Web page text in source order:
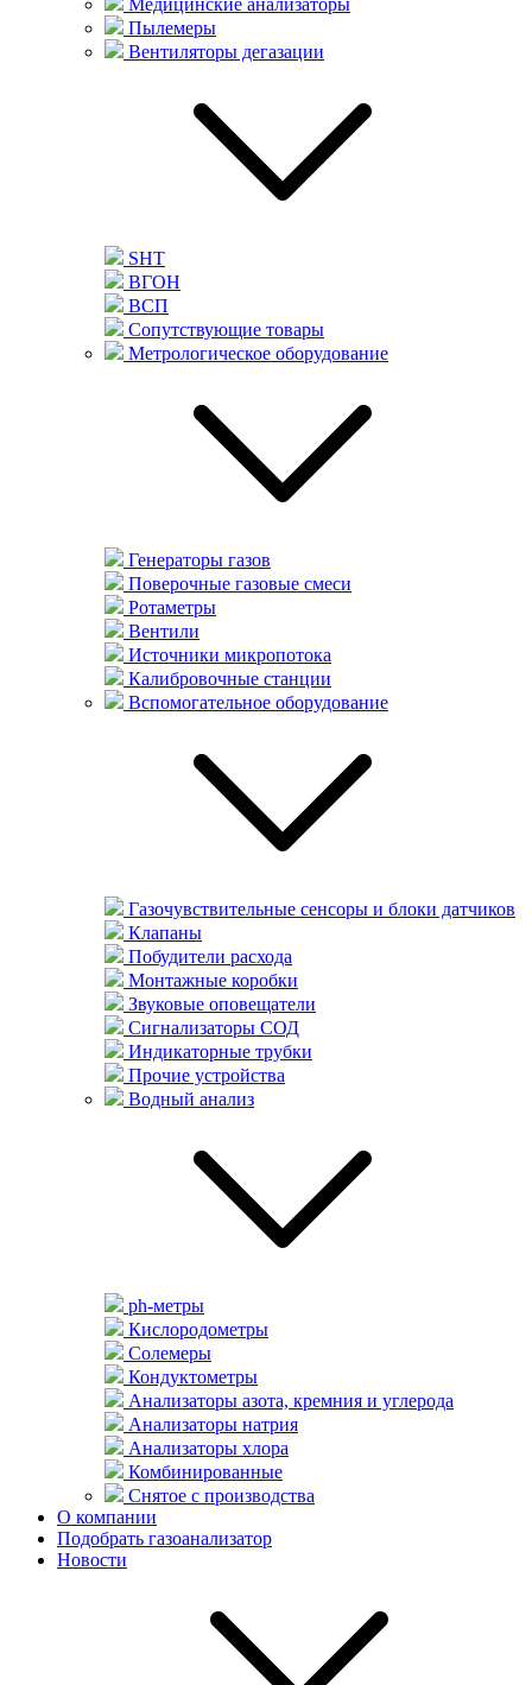
Медицинские анализаторы
Пылемеры
Вентиляторы дегазации
SHT
ВГОН
ВСП
Сопутствующие товары
Метрологическое оборудование
Генераторы газов
Поверочные газовые смеси
Ротаметры
Вентили
Источники микропотока
Калибровочные станции
Вспомогательное оборудование
Газочувствительные сенсоры и блоки датчиков
Клапаны
Побудители расхода
Монтажные коробки
Звуковые оповещатели
Сигнализаторы СОД
Индикаторные трубки
Прочие устройства
Водный анализ
ph-метры
Кислородометры
Солемеры
Кондуктометры
Анализаторы азота, кремния и углерода
Анализаторы натрия
Анализаторы хлора
Комбинированные
Снятое с производства
О компании
Подобрать газоанализатор
Новости